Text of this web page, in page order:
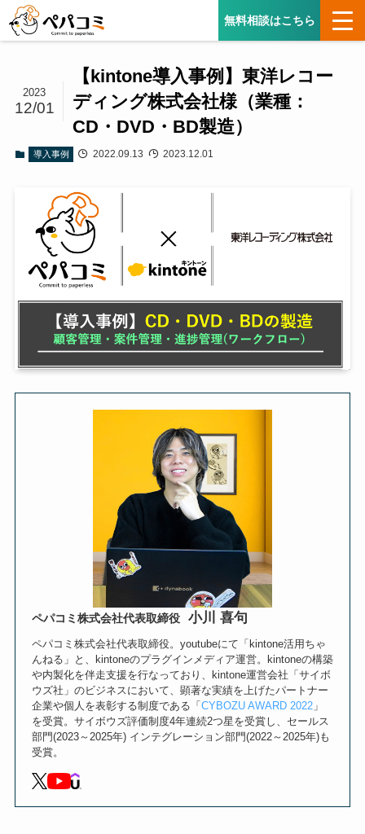
無料相談はこちら
【kintone導入事例】東洋レコー
ディング株式会社様（業種：
CD・DVD・BD製造）
2023
12/01
導入事例 2022.09.13 2023.12.01
ペパコミ株式会社代表取締役 小川 喜句
ペパコミ株式会社代表取締役。youtubeにて「kintone活用ちゃ
んねる」と、kintoneのプラグインメディア運営。kintoneの構築
や内製化を伴走支援を行なっており、kintone運営会社「サイボ
ウズ社」のビジネスにおいて、顕著な実績を上げたパートナー
企業や個人を表彰する制度である「 CYBOZU AWARD 2022」
を受賞。サイボウズ評価制度4年連続2つ星を受賞し、セールス
部門(2023～2025年) インテグレーション部門(2022～2025年)も
受賞。